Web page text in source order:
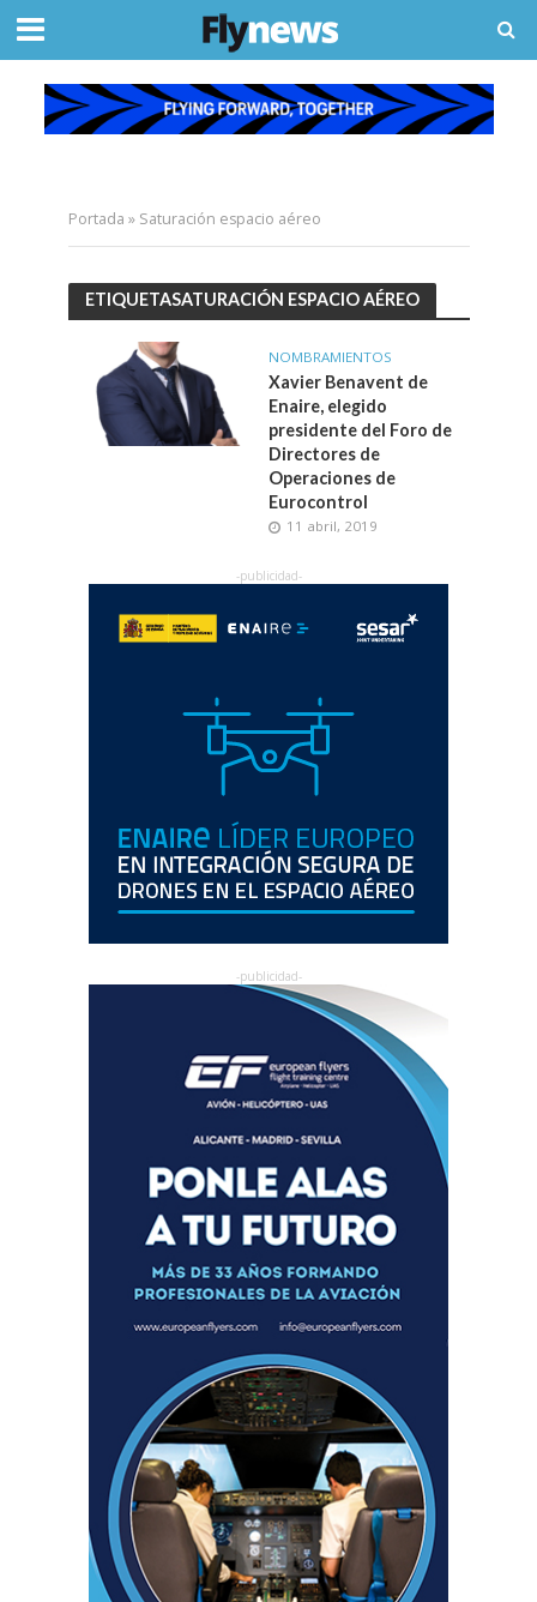
Portada » Saturación espacio aéreo
ETIQUETASATURACIÓN ESPACIO AÉREO
NOMBRAMIENTOS
Xavier Benavent de
Enaire, elegido
presidente del Foro de
Directores de
Operaciones de
Eurocontrol
11 abril, 2019